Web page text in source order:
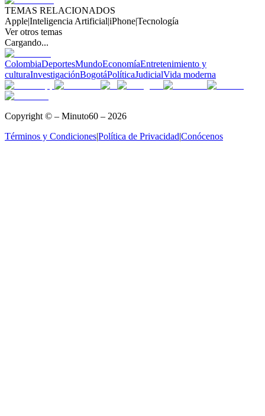
TEMAS RELACIONADOS
Apple|Inteligencia Artificial|iPhone|Tecnología
Ver otros temas
Cargando...
ColombiaDeportesMundoEconomíaEntretenimiento y
culturaInvestigaciónBogotáPolíticaJudicialVida moderna
Copyright © – Minuto60 – 2026
Términos y Condiciones|Política de Privacidad|Conócenos